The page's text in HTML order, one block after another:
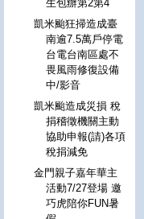
生包辦第2第4
凱米颱狂掃造成臺
南逾7.5萬戶停電
台電台南區處不
畏風雨修復設備
中/影音
凱米颱造成災損 稅
捐稽徵機關主動
協助申報(請)各項
稅捐減免
金門親子嘉年華主
活動7/27登場 邀
巧虎陪你FUN暑